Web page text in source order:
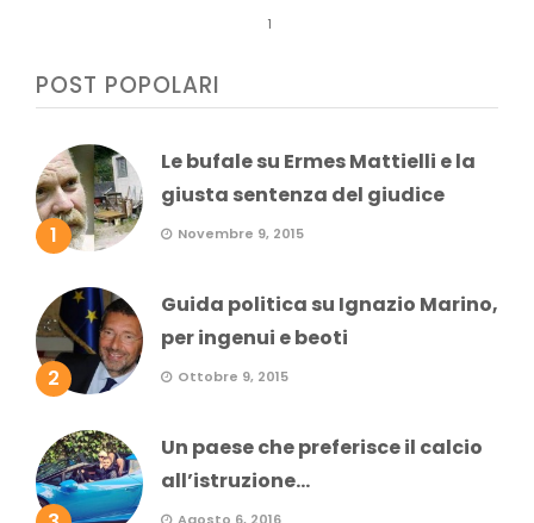
1
POST POPOLARI
1
Le bufale su Ermes Mattielli e la
giusta sentenza del giudice
Novembre 9, 2015
2
Guida politica su Ignazio Marino,
per ingenui e beoti
Ottobre 9, 2015
Un paese che preferisce il calcio
all’istruzione...